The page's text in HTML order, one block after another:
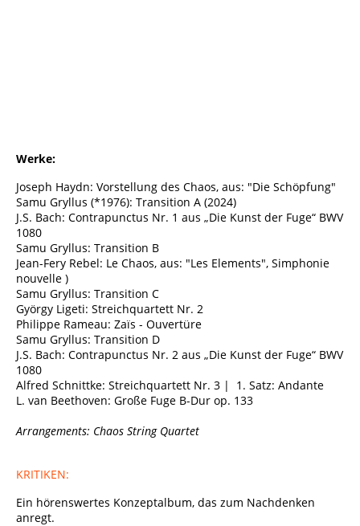
Werke:
Joseph Haydn: Vorstellung des Chaos, aus: "Die Schöpfung"
Samu Gryllus (*1976): Transition A (2024)
J.S. Bach: Contrapunctus Nr. 1 aus „Die Kunst der Fuge“ BWV
1080
Samu Gryllus: Transition B
Jean-Fery Rebel: Le Chaos, aus: "Les Elements", Simphonie
nouvelle )
Samu Gryllus: Transition C
György Ligeti: Streichquartett Nr. 2
Philippe Rameau: Zaïs - Ouvertüre
Samu Gryllus: Transition D
J.S. Bach: Contrapunctus Nr. 2 aus „Die Kunst der Fuge“ BWV
1080
Alfred Schnittke: Streichquartett Nr. 3 | 1. Satz: Andante
L. van Beethoven: Große Fuge B-Dur op. 133
Arrangements: Chaos String Quartet
KRITIKEN:
Ein hörenswertes Konzeptalbum, das zum Nachdenken
anregt.